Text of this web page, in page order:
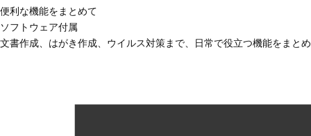
便利な機能をまとめて
ソフトウェア付属
文書作成、はがき作成、ウイルス対策まで、日常で役立つ機能をまと